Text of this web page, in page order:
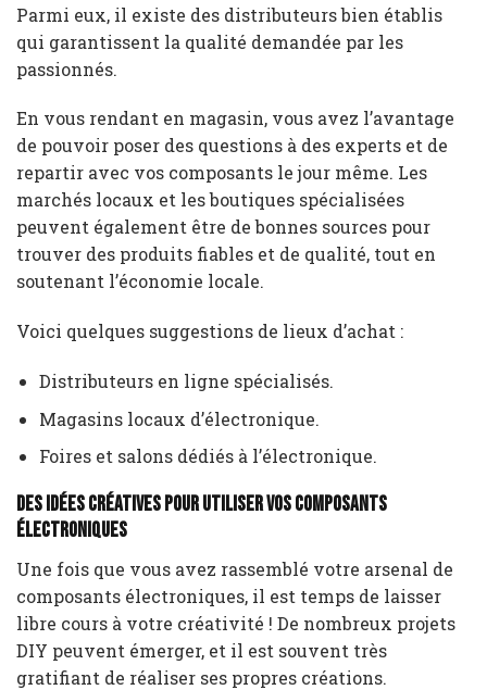
Parmi eux, il existe des distributeurs bien établis
qui garantissent la qualité demandée par les
passionnés.
En vous rendant en magasin, vous avez l’avantage
de pouvoir poser des questions à des experts et de
repartir avec vos composants le jour même. Les
marchés locaux et les boutiques spécialisées
peuvent également être de bonnes sources pour
trouver des produits fiables et de qualité, tout en
soutenant l’économie locale.
Voici quelques suggestions de lieux d’achat :
Distributeurs en ligne spécialisés.
Magasins locaux d’électronique.
Foires et salons dédiés à l’électronique.
Des idées créatives pour utiliser vos composants
électroniques
Une fois que vous avez rassemblé votre arsenal de
composants électroniques, il est temps de laisser
libre cours à votre créativité ! De nombreux projets
DIY peuvent émerger, et il est souvent très
gratifiant de réaliser ses propres créations.